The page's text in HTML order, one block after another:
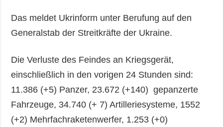
Das meldet Ukrinform unter Berufung auf den
Generalstab der Streitkräfte der Ukraine.
Die Verluste des Feindes an Kriegsgerät,
einschließlich in den vorigen 24 Stunden sind:
11.386 (+5) Panzer, 23.672 (+140) gepanzerte
Fahrzeuge, 34.740 (+ 7) Artilleriesysteme, 1552
(+2) Mehrfachraketenwerfer, 1.253 (+0)